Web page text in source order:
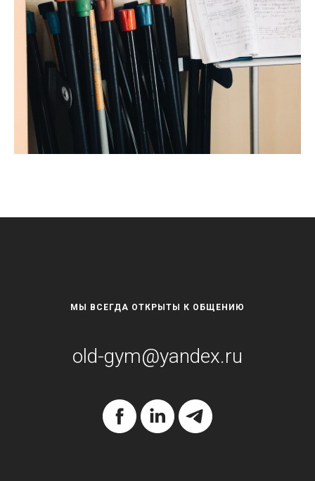
МЫ ВСЕГДА ОТКРЫТЫ К ОБЩЕНИЮ
old-gym@yandex.ru